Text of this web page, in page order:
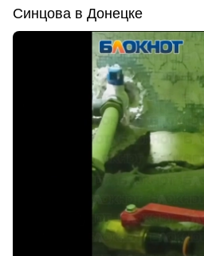
Синцова в Донецке